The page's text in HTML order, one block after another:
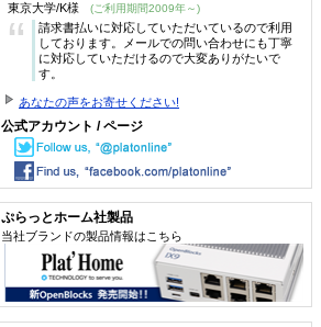
東京大学/K様 (ご利用期間2009年～)
“
請求書払いに対応していただいているので利用
しております。メールでの問い合わせにも丁寧
に対応していただけるので大変ありがたいで
す。
あなたの声をお寄せください!
公式アカウント / ページ
ぷらっとホーム社製品
当社ブランドの製品情報はこちら